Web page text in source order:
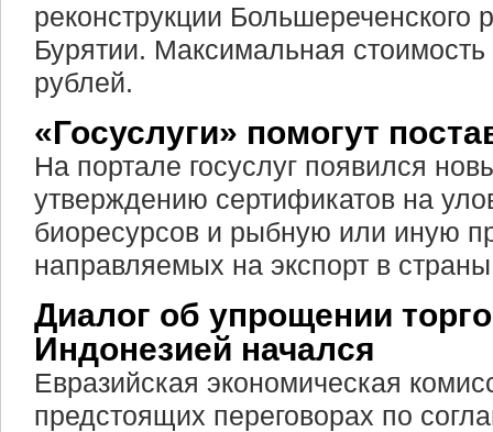
реконструкции Большереченского
Бурятии. Максимальная
рублей.
«Госуслуги» помогут
На портале госуслуг появился
утверждению сертификатов на
биоресурсов и рыбную или иную
направляемых на экспорт в
Диалог об упрощении
Индонезией начался
Евразийская экономическая
предстоящих переговорах по